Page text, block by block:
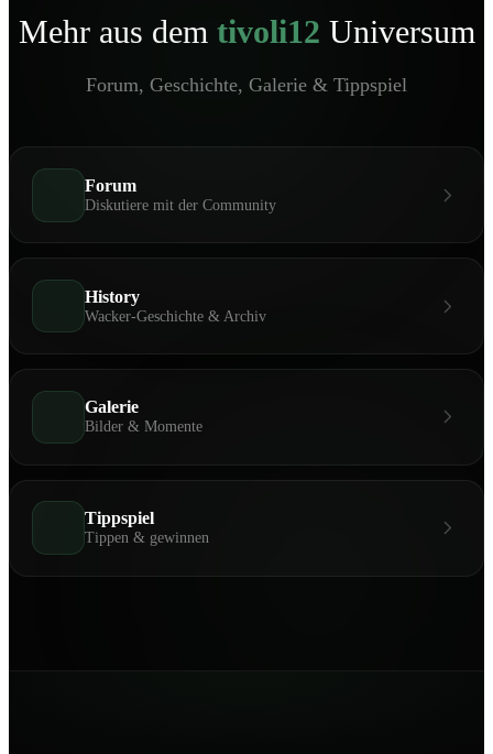
Mehr aus dem tivoli12 Universum
Forum, Geschichte, Galerie & Tippspiel
Forum
Diskutiere mit der Community
History
Wacker-Geschichte & Archiv
Galerie
Bilder & Momente
Tippspiel
Tippen & gewinnen